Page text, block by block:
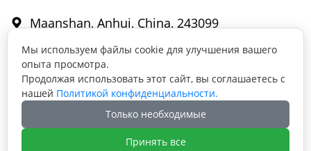
 Maanshan, Anhui, China, 243099
 info@fabmax.cn
+86 177 0555 0574
Мы используем файлы cookie для улучшения вашего
опыта просмотра.
Продолжая использовать этот сайт, вы соглашаетесь с
нашей Политикой конфиденциальности.
Только необходимые
Принять все